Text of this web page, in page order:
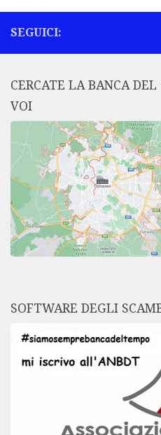
SEGUICI:
CERCATE LA BANCA
VOI
SOFTWARE DEGLI